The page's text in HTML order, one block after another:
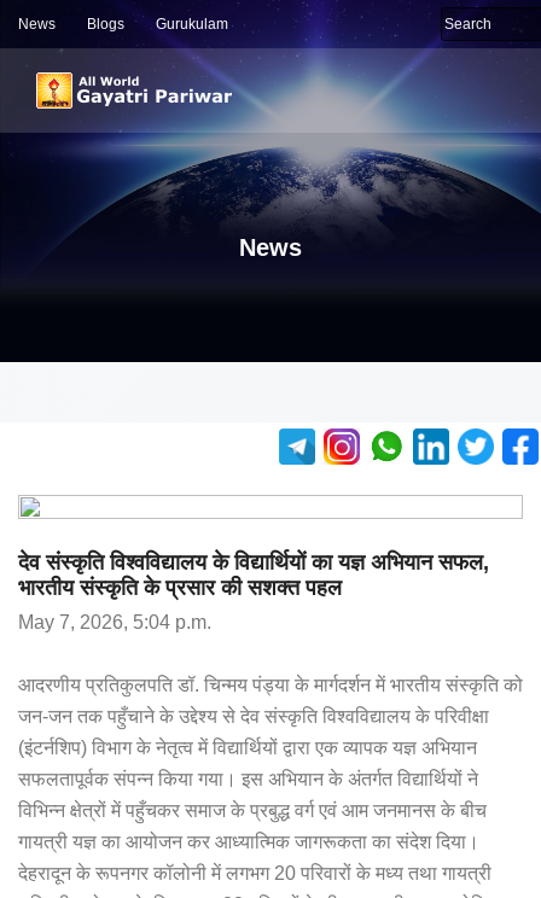
News Blogs Gurukulam
News
देव संस्कृति विश्वविद्यालय के विद्यार्थियों का यज्ञ अभियान सफल,
भारतीय संस्कृति के प्रसार की सशक्त पहल
May 7, 2026, 5:04 p.m.
आदरणीय प्रतिकुलपति डॉ. चिन्मय पंड्या के मार्गदर्शन में भारतीय संस्कृति को
जन-जन तक पहुँचाने के उद्देश्य से देव संस्कृति विश्वविद्यालय के परिवीक्षा
(इंटर्नशिप) विभाग के नेतृत्व में विद्यार्थियों द्वारा एक व्यापक यज्ञ अभियान
सफलतापूर्वक संपन्न किया गया। इस अभियान के अंतर्गत विद्यार्थियों ने
विभिन्न क्षेत्रों में पहुँचकर समाज के प्रबुद्ध वर्ग एवं आम जनमानस के बीच
गायत्री यज्ञ का आयोजन कर आध्यात्मिक जागरूकता का संदेश दिया।
देहरादून के रूपनगर कॉलोनी में लगभग 20 परिवारों के मध्य तथा गायत्री